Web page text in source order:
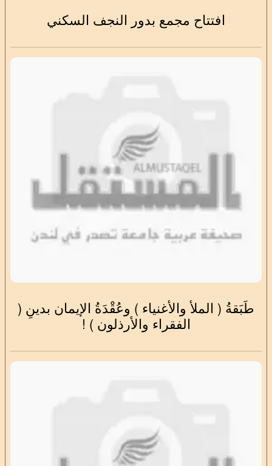
افتتاح مجمع بدور النجف السكني
طَبَقةُ ( الملأ والأغنياء ) وعُقْدَةُ الإيمان بدينِ (
الفقراء والأرذلون ) !